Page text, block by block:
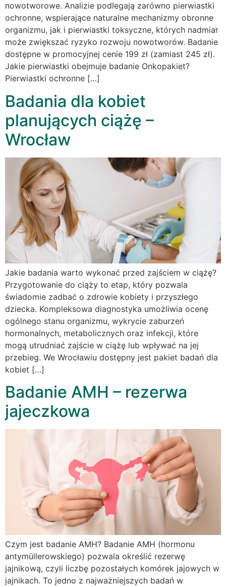
nowotworowe. Analizie podlegają zarówno pierwiastki
ochronne, wspierające naturalne mechanizmy obronne
organizmu, jak i pierwiastki toksyczne, których nadmiar
może zwiększać ryzyko rozwoju nowotworów. Badanie
dostępne w promocyjnej cenie 199 zł (zamiast 245 zł).
Jakie pierwiastki obejmuje badanie Onkopakiet?
Pierwiastki ochronne […]
Badania dla kobiet
planujących ciążę –
Wrocław
Jakie badania warto wykonać przed zajściem w ciążę?
Przygotowanie do ciąży to etap, który pozwala
świadomie zadbać o zdrowie kobiety i przyszłego
dziecka. Kompleksowa diagnostyka umożliwia ocenę
ogólnego stanu organizmu, wykrycie zaburzeń
hormonalnych, metabolicznych oraz infekcji, które
mogą utrudniać zajście w ciążę lub wpływać na jej
przebieg. We Wrocławiu dostępny jest pakiet badań dla
kobiet […]
Badanie AMH – rezerwa
jajeczkowa
Czym jest badanie AMH? Badanie AMH (hormonu
antymüllerowskiego) pozwala określić rezerwę
jajnikową, czyli liczbę pozostałych komórek jajowych w
jajnikach. To jedno z najważniejszych badań w